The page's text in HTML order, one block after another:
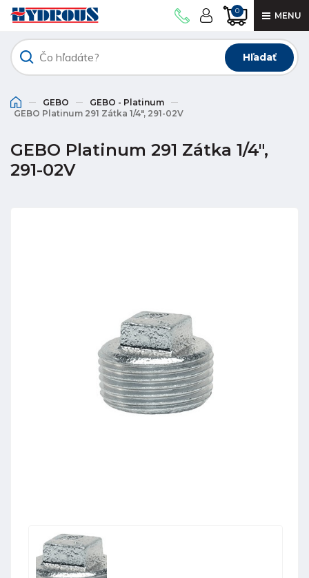
0 MENU
Hľadať
GEBO
GEBO - Platinum
GEBO Platinum 291 Zátka 1/4", 291-02V
GEBO Platinum 291 Zátka 1/4",
291-02V